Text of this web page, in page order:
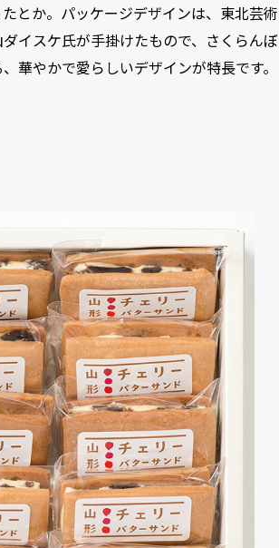
とか。パッケージデザインは、東北芸術
イスケ氏が手掛けたもので、さくらんぼ
華やかで愛らしいデザインが特長です。